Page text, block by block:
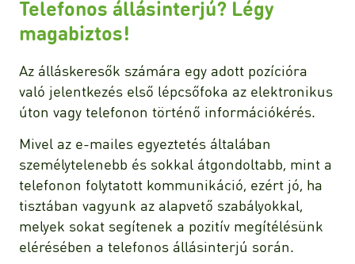
Telefonos állásinterjú? Légy
magabiztos!
Az álláskeresők számára egy adott pozícióra
való jelentkezés első lépcsőfoka az elektronikus
úton vagy telefonon történő információkérés.
Mivel az e-mailes egyeztetés általában
személytelenebb és sokkal átgondoltabb, mint a
telefonon folytatott kommunikáció, ezért jó, ha
tisztában vagyunk az alapvető szabályokkal,
melyek sokat segítenek a pozitív megítélésünk
elérésében a telefonos állásinterjú során.